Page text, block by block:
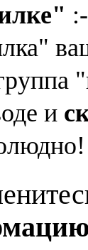
и